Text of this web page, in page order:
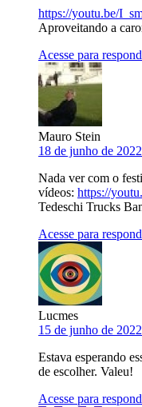
https://youtu.be/
Aproveitando a
Acesse para
Mauro Stein
18 de junho de
Nada ver com o
vídeos: https://
Tedeschi Trucks
Acesse para
Lucmes
15 de junho de
Estava esperando
de escolher. Valeu!
Acesse para